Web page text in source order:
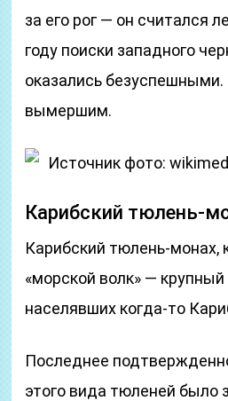
за его рог — он считался
году поиски западного
оказались
вымершим.
Источник фото:
Карибский тюлень-
Карибский тюлень-монах,
«морской волк» —
населявших когда-то
Последнее
этого вида тюленей было